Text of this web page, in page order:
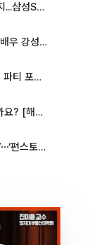
[특징주] 반도체 온기 탄 2차전지...삼성SDI, 장 초반 7% 넘게 껑충
'2TV 생생정보' 오늘방송맛집- 배우 강성진 단골! 쌀국수ㆍ푸팟퐁 커리 맛집 '블○○○'
톰 홀랜드♥젠데이아, 비밀 결혼 파티 포착⋯호텔 대관비만 9억
입추매직 '불발', 처서매직은 올까요? [해시태그]
이찬원 “잃어버린 누나 만난 듯”⋯‘편스토랑’서 매력 폭발